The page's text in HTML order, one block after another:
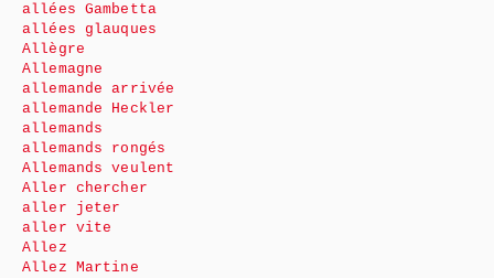
allées Gambetta
allées glauques
Allègre
Allemagne
allemande arrivée
allemande Heckler
allemands
allemands rongés
Allemands veulent
Aller chercher
aller jeter
aller vite
Allez
Allez Martine